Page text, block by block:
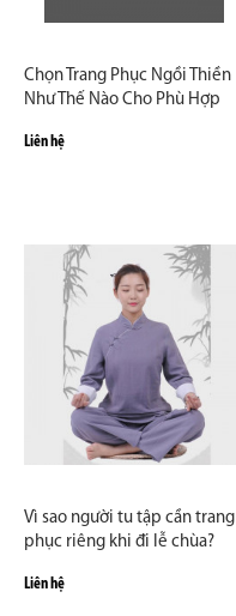
Chọn Trang Phục Ngồi Thiền
Như Thế Nào Cho Phù Hợp
Liên hệ
Vì sao người tu tập cần trang
phục riêng khi đi lễ chùa?
Liên hệ